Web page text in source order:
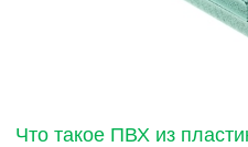
Что такое ПВХ из